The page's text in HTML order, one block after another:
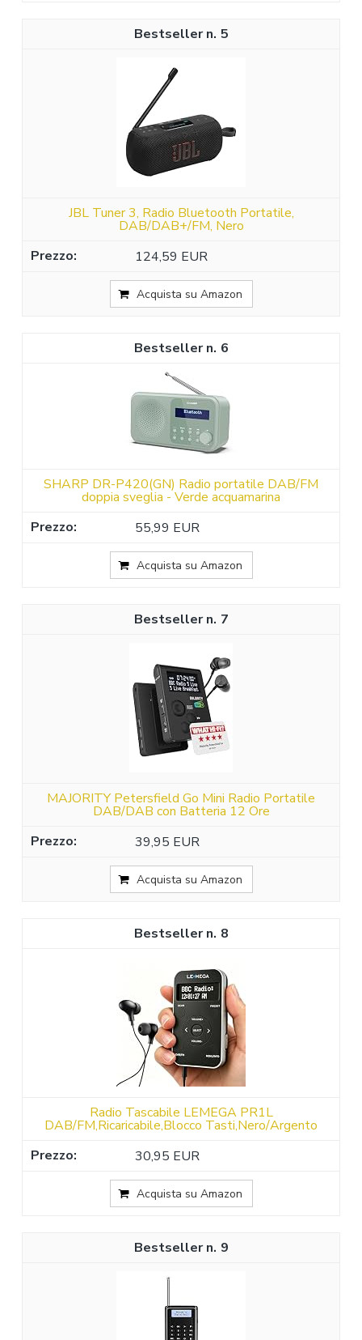
5
JBL Tuner 3, Radio Bluetooth Portatile,
DAB/DAB+/FM, Nero
124,59 EUR
Acquista su Amazon
6
SHARP DR-P420(GN) Radio portatile DAB/FM
doppia sveglia - Verde acquamarina
55,99 EUR
Acquista su Amazon
7
MAJORITY Petersfield Go Mini Radio Portatile
DAB/DAB con Batteria 12 Ore
39,95 EUR
Acquista su Amazon
8
Radio Tascabile LEMEGA PR1L
DAB/FM,Ricaricabile,Blocco Tasti,Nero/Argento
30,95 EUR
Acquista su Amazon
9